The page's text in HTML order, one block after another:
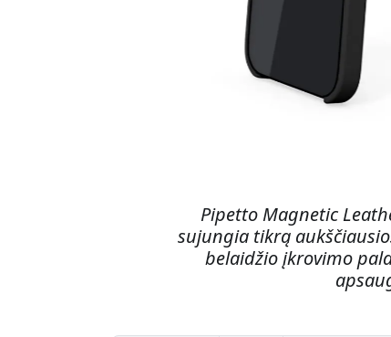
Pipetto Magnetic
sujungia tikrą
belaidžio įkrovimo